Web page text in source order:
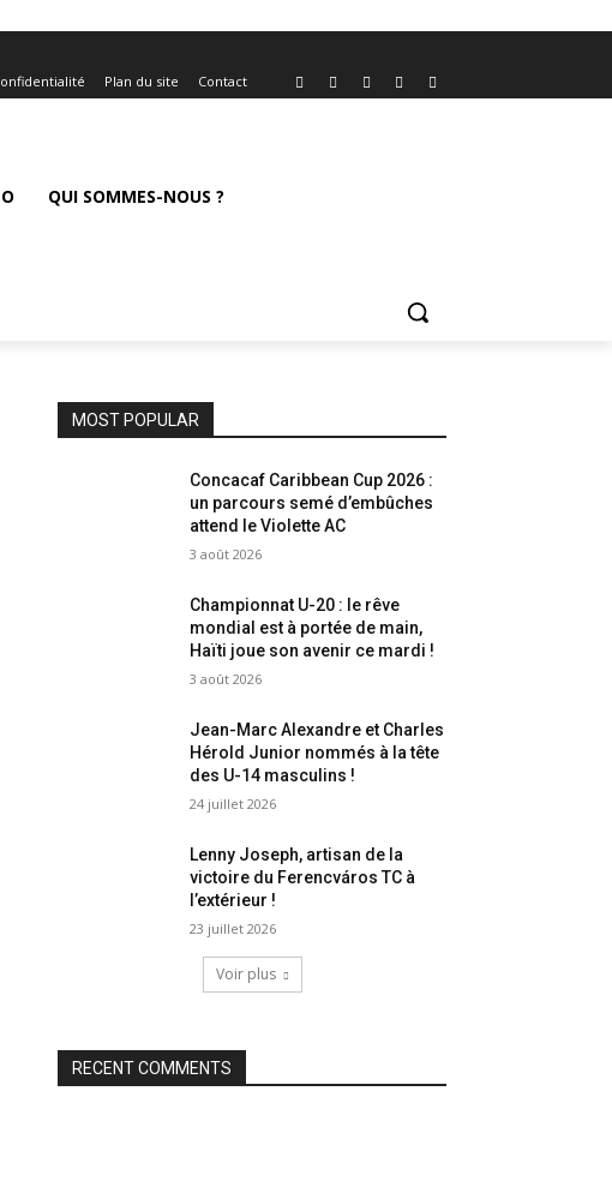
Plan du site Contact
QUI SOMMES-NOUS ?
MOST POPULAR
Concacaf Caribbean Cup 2026 :
un parcours semé d’embûches
attend le Violette AC
3 août 2026
Championnat U-20 : le rêve
mondial est à portée de main,
Haïti joue son avenir ce mardi !
3 août 2026
Jean-Marc Alexandre et Charles
Hérold Junior nommés à la tête
des U-14 masculins !
24 juillet 2026
Lenny Joseph, artisan de la
victoire du Ferencváros TC à
l’extérieur !
23 juillet 2026
Voir plus
RECENT COMMENTS